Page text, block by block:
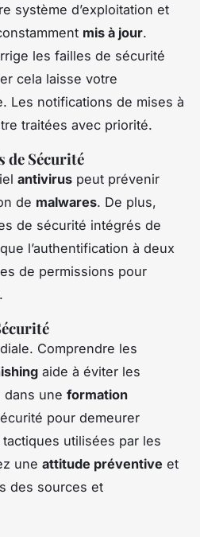
système d’exploitation et
mis à jour.
les failles de sécurité
cela laisse votre
Les notifications de mises à
traitées avec priorité.
de Sécurité
antivirus peut prévenir
de malwares. De plus,
de sécurité intégrés de
l’authentification à deux
de permissions pour
Comprendre les
aide à éviter les
dans une formation
pour demeurer
utilisées par les
une attitude préventive et
des sources et